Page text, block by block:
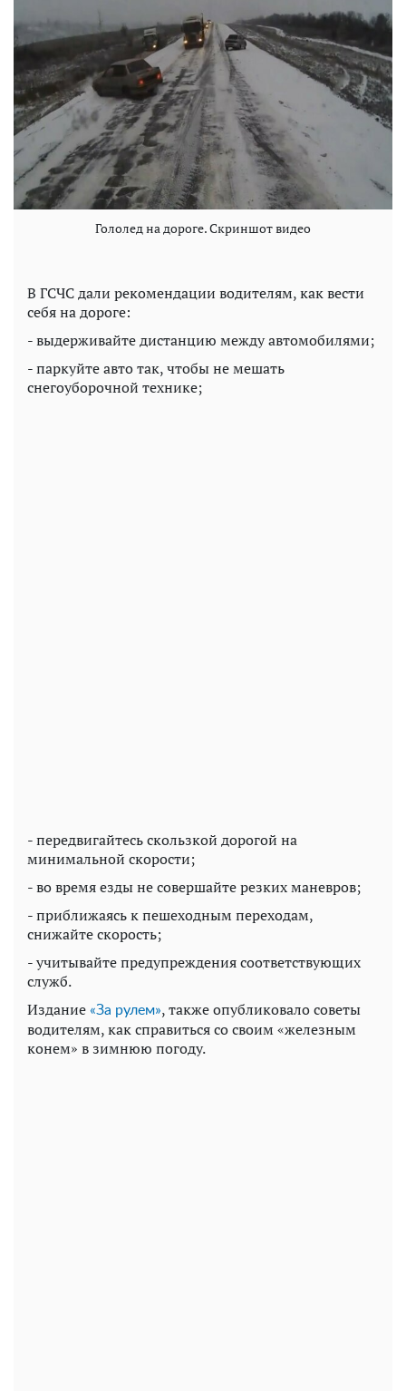
Гололед на дороге. Скриншот видео
В ГСЧС дали рекомендации водителям, как вести
себя на дороге:
- выдерживайте дистанцию между автомобилями;
- паркуйте авто так, чтобы не мешать
снегоуборочной технике;
- передвигайтесь скользкой дорогой на
минимальной скорости;
- во время езды не совершайте резких маневров;
- приближаясь к пешеходным переходам,
снижайте скорость;
- учитывайте предупреждения соответствующих
служб.
Издание «За рулем», также опубликовало советы
водителям, как справиться со своим «железным
конем» в зимнюю погоду.